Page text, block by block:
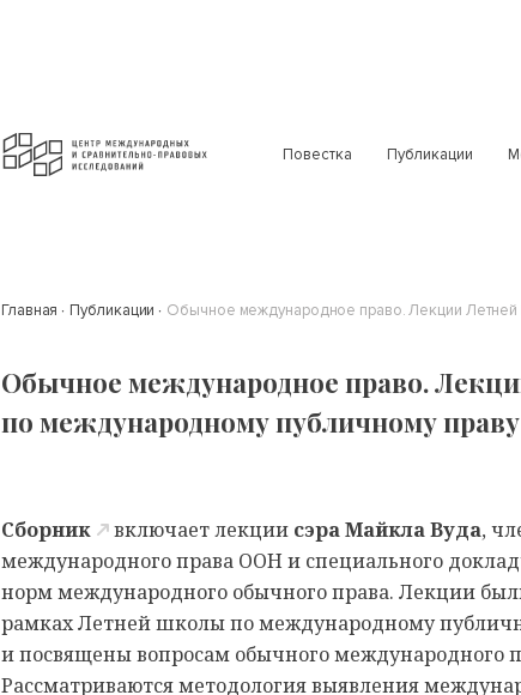
Повестка Публикации
Главная Публикации Обычное международное право. Лекции
Обычное международное право.
по международному публичному праву
Сборник включает лекции сэра Майкла Вуда,
международного права ООН и специального
норм международного обычного права. Лекции
рамках Летней школы по международному
и посвящены вопросам обычного международного
Рассматриваются методология выявления